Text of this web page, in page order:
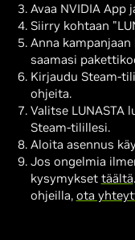
Avaa NVIDIA App
Siirry kohtaan
Anna
saamasi
Kirjaudu Steam-
ohjeita.
Valitse LUNASTA
Steam-tilillesi.
Aloita asennus
Jos ongelmia
kysymykset täältä
ohjeilla, ota